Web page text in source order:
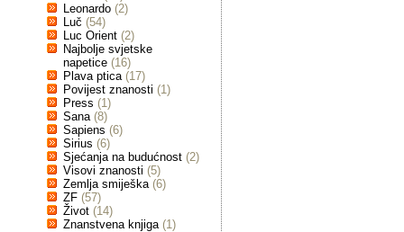
Leonardo (2)
Luč (54)
Luc Orient (2)
Najbolje svjetske
napetice (16)
Plava ptica (17)
Povijest znanosti (1)
Press (1)
Sana (8)
Sapiens (6)
Sirius (6)
Sjećanja na budućnost (2)
Visovi znanosti (5)
Zemlja smiješka (6)
ZF (57)
Život (14)
Znanstvena knjiga (1)